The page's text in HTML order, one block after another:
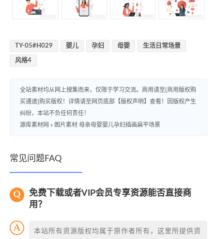
TY-05#H029 婴儿 孕妇 母婴 生活日常场景
风格4
全站素材均从网上搜集而来，仅限于学习交流。商用请至[商用版权购
买通道]购买版权！详情请至网页底部【版权声明】查看！因版权产生
纠纷，本站不负任何责任！
源库素材网 » 图片素材 母亲母婴婴儿孕妇插画扁平场景
常见问题FAQ
免费下载或者VIP会员专享资源能否直接商
用？
本站所有资源版权均属于原作者所有，这里所提供资